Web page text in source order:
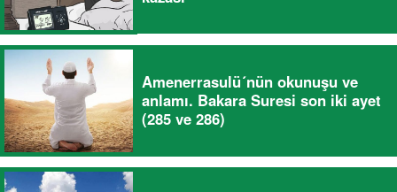
Amenerrasulü´nün okunuşu ve
anlamı. Bakara Suresi son iki ayet
(285 ve 286)